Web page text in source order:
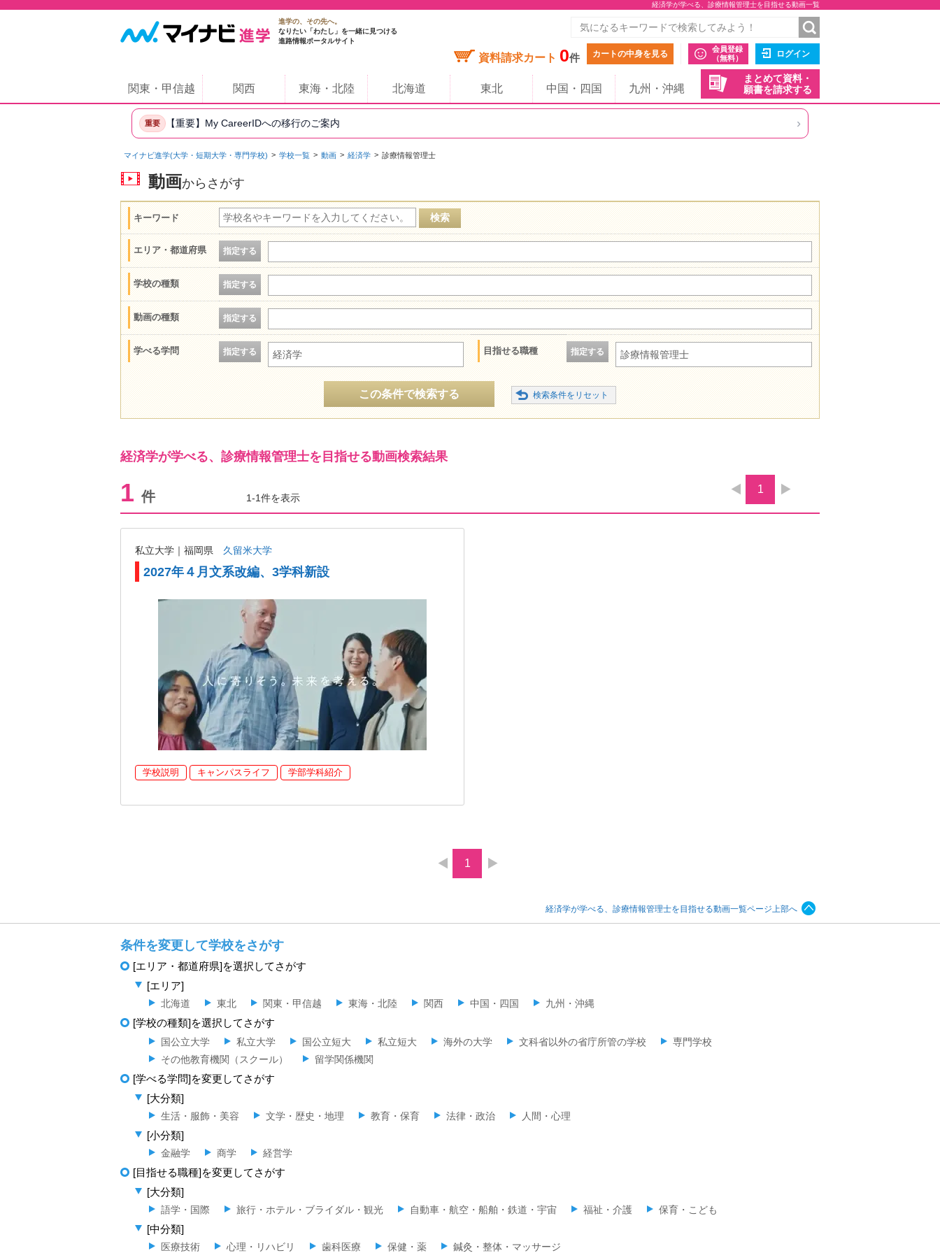
経済学が学べる、診療情報管理士を目指せる動画一覧
進学の、その先へ。
なりたい「わたし」を一緒に見つける
進路情報ポータルサイト
資料請求カート 0件 カートの中身を見る
会員登録
（無料）
ログイン
まとめて資料・
願書を請求する
関東・甲信越 関西 東海・北陸 北海道 東北 中国・四国 九州・沖縄
重要 【重要】My CareerIDへの移行のご案内 ›
マイナビ進学(大学・短期大学・専門学校) 学校一覧 動画 経済学 診療情報管理士
動画からさがす
キーワード
エリア・都道府県 指定する
学校の種類 指定する
動画の種類 指定する
学べる学問 指定する 経済学 目指せる職種 指定する 診療情報管理士
この条件で検索する
経済学が学べる、診療情報管理士を目指せる動画検索結果
1 件 1-1件を表示
1
私立大学｜福岡県 久留米大学
2027年４月文系改編、3学科新設
学校説明 キャンパスライフ 学部学科紹介
1
経済学が学べる、診療情報管理士を目指せる動画一覧ページ上部へ
条件を変更して学校をさがす
[エリア・都道府県]を選択してさがす
[エリア]
北海道 東北 関東・甲信越 東海・北陸 関西 中国・四国 九州・沖縄
[学校の種類]を選択してさがす
国公立大学 私立大学 国公立短大 私立短大 海外の大学 文科省以外の省庁所管の学校
専門学校
その他教育機関（スクール）
留学関係機関
[学べる学問]を変更してさがす
[大分類]
生活・服飾・美容 文学・歴史・地理 教育・保育 法律・政治 人間・心理
[小分類]
金融学 商学 経営学
[目指せる職種]を変更してさがす
[大分類]
語学・国際 旅行・ホテル・ブライダル・観光 自動車・航空・船舶・鉄道・宇宙 福祉・介護 保育・こども
[中分類]
医療技術 心理・リハビリ 歯科医療 保健・薬 鍼灸・整体・マッサージ